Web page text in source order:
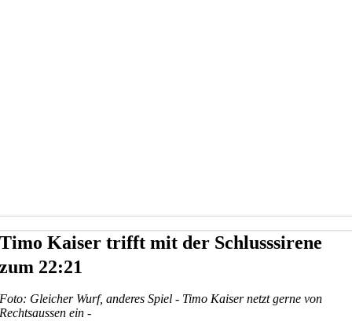
Timo Kaiser trifft mit der Schlusssirene
zum 22:21
Foto: Gleicher Wurf, anderes Spiel - Timo Kaiser netzt gerne von
Rechtsaussen ein -